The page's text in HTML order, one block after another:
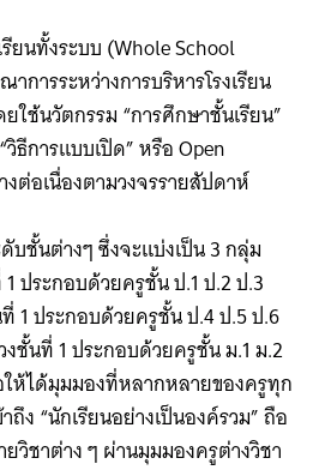
ยนทั้งระบบ (Whole School
การระหว่างการบริหารโรงเรียน
ใช้นวัตกรรม “การศึกษาชั้นเรียน”
ธีการแบบเปิด” หรือ Open
งต่อเนื่องตามวงจรรายสัปดาห์
บชั้นต่างๆ ซึ่งจะแบ่งเป็น 3 กลุ่ม
ประกอบด้วยครูชั้น ป.1 ป.2 ป.3
1 ประกอบด้วยครูชั้น ป.4 ป.5 ป.6
ชั้นที่ 1 ประกอบด้วยครูชั้น ม.1 ม.2
ให้ได้มุมมองที่หลากหลายของครูทุก
ง “นักเรียนอย่างเป็นองค์รวม” ถือ
วิชาต่าง ๆ ผ่านมุมมองครูต่างวิชา